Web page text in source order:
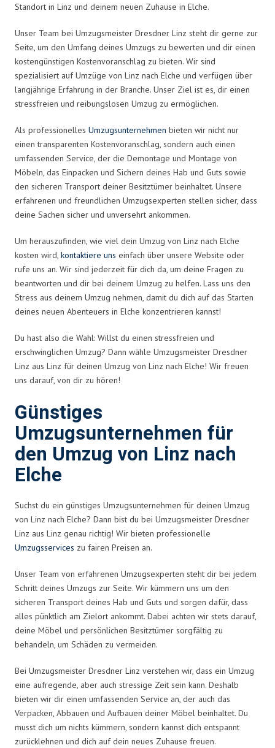
Standort in Linz und deinem neuen Zuhause in Elche.
Unser Team bei Umzugsmeister Dresdner Linz steht dir gerne zur
Seite, um den Umfang deines Umzugs zu bewerten und dir einen
kostengünstigen Kostenvoranschlag zu bieten. Wir sind
spezialisiert auf Umzüge von Linz nach Elche und verfügen über
langjährige Erfahrung in der Branche. Unser Ziel ist es, dir einen
stressfreien und reibungslosen Umzug zu ermöglichen.
Als professionelles Umzugsunternehmen bieten wir nicht nur
einen transparenten Kostenvoranschlag, sondern auch einen
umfassenden Service, der die Demontage und Montage von
Möbeln, das Einpacken und Sichern deines Hab und Guts sowie
den sicheren Transport deiner Besitztümer beinhaltet. Unsere
erfahrenen und freundlichen Umzugsexperten stellen sicher, dass
deine Sachen sicher und unversehrt ankommen.
Um herauszufinden, wie viel dein Umzug von Linz nach Elche
kosten wird, kontaktiere uns einfach über unsere Website oder
rufe uns an. Wir sind jederzeit für dich da, um deine Fragen zu
beantworten und dir bei deinem Umzug zu helfen. Lass uns den
Stress aus deinem Umzug nehmen, damit du dich auf das Starten
deines neuen Abenteuers in Elche konzentrieren kannst!
Du hast also die Wahl: Willst du einen stressfreien und
erschwinglichen Umzug? Dann wähle Umzugsmeister Dresdner
Linz aus Linz für deinen Umzug von Linz nach Elche! Wir freuen
uns darauf, von dir zu hören!
Günstiges
Umzugsunternehmen für
den Umzug von Linz nach
Elche
Suchst du ein günstiges Umzugsunternehmen für deinen Umzug
von Linz nach Elche? Dann bist du bei Umzugsmeister Dresdner
Linz aus Linz genau richtig! Wir bieten professionelle
Umzugsservices zu fairen Preisen an.
Unser Team von erfahrenen Umzugsexperten steht dir bei jedem
Schritt deines Umzugs zur Seite. Wir kümmern uns um den
sicheren Transport deines Hab und Guts und sorgen dafür, dass
alles pünktlich am Zielort ankommt. Dabei achten wir stets darauf,
deine Möbel und persönlichen Besitztümer sorgfältig zu
behandeln, um Schäden zu vermeiden.
Bei Umzugsmeister Dresdner Linz verstehen wir, dass ein Umzug
eine aufregende, aber auch stressige Zeit sein kann. Deshalb
bieten wir dir einen umfassenden Service an, der auch das
Verpacken, Abbauen und Aufbauen deiner Möbel beinhaltet. Du
musst dich um nichts kümmern, sondern kannst dich entspannt
zurücklehnen und dich auf dein neues Zuhause freuen.